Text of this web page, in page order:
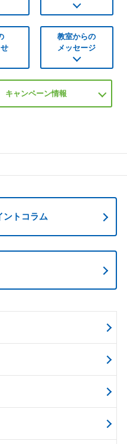
教室からの
メッセージ
キャンペーン情報
ントコラム